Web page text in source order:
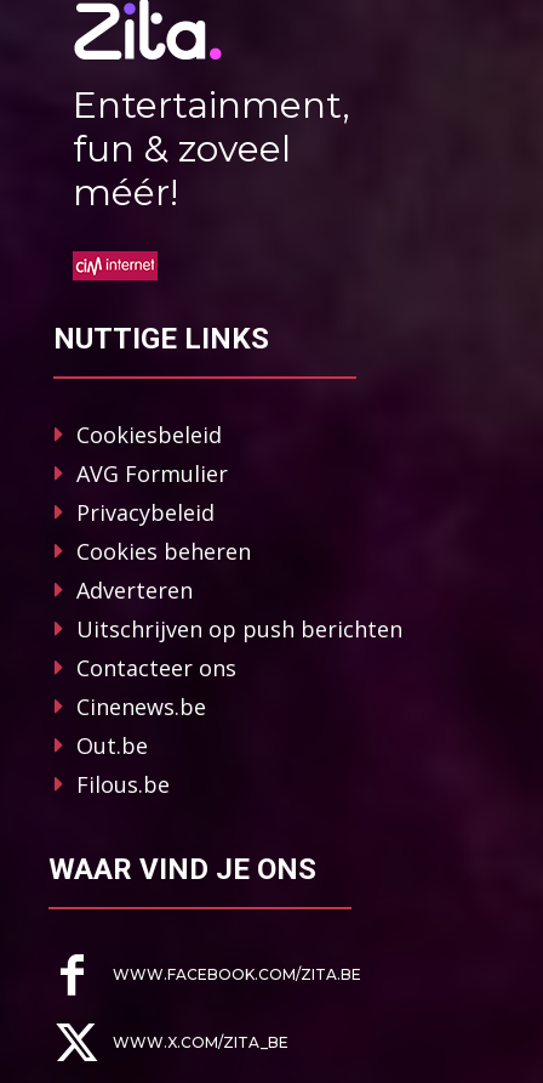
Entertainment,
fun & zoveel
méér!
NUTTIGE LINKS
Cookiesbeleid
AVG Formulier
Privacybeleid
Cookies beheren
Adverteren
Uitschrijven op push berichten
Contacteer ons
Cinenews.be
Out.be
Filous.be
WAAR VIND JE ONS
WWW.FACEBOOK.COM/ZITA.BE
WWW.X.COM/ZITA_BE